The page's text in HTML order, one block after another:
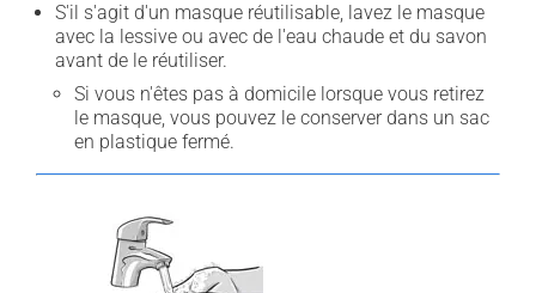
S'il s'agit d'un masque réutilisable, lavez le masque
avec la lessive ou avec de l'eau chaude et du savon
avant de le réutiliser.
Si vous n'êtes pas à domicile lorsque vous retirez
le masque, vous pouvez le conserver dans un sac
en plastique fermé.